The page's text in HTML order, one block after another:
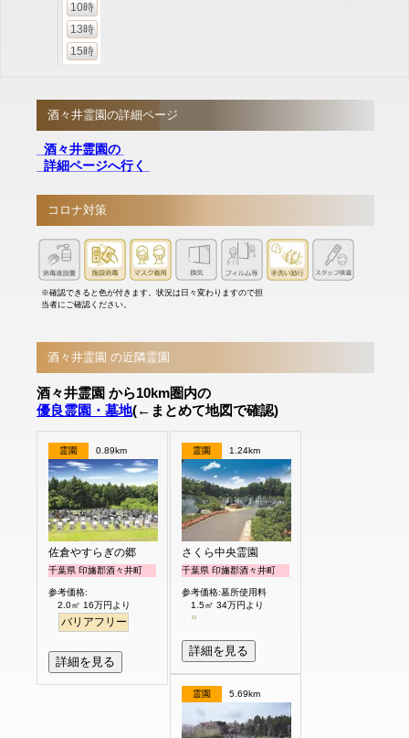
10時
13時
15時
酒々井霊園の詳細ページ
酒々井霊園の
詳細ページへ行く
コロナ対策
※確認できると色が付きます。状況は日々変わりますので担
当者にご確認ください。
酒々井霊園 の近隣霊園
酒々井霊園 から10km圏内の
優良霊園・墓地(←まとめて地図で確認)
霊園 0.89km
佐倉やすらぎの郷
千葉県 印旛郡酒々井町
参考価格:
2.0㎡ 16万円より
バリアフリー
詳細を見る
霊園 1.24km
さくら中央霊園
千葉県 印旛郡酒々井町
参考価格:墓所使用料
1.5㎡ 34万円より
詳細を見る
霊園 5.69km